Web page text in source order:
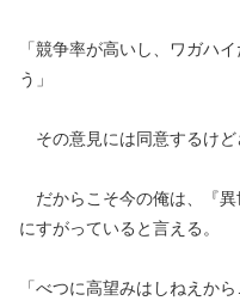
「競争率が高いし、ワガハ
う」
その意見には同意するけど
だからこそ今の俺は、『異
にすがっていると言える。
「べつに高望みはしねえか